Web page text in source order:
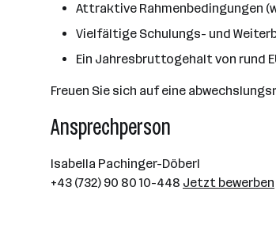
Attraktive Rahmenbedingungen
Vielfältige Schulungs- und
Ein Jahresbruttogehalt von rund
Freuen Sie sich auf eine
Ansprechperson
Isabella Pachinger-Döberl
+43 (732) 90 80 10-448 Jetzt bewerben